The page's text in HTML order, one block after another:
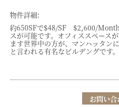
物件詳細:
約650SFで$48/SF $2,600/Month
スが可能です。オフィススペース
ます世界中の方が、マンハッタン
と言われる有名なビルデングです。
お問い